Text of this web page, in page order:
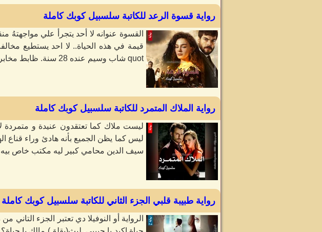
رواية قسوة الرعد للكاتبة سلسبيل كوبك كاملة
القسوة عنوانه لا أحد يتجرأ علي مواجهتهُ
قيمة في هذه الحياة.. لا احد يستطيع
quot شاب وسيم عنده 28 سنة. ظابط مخابرات من اصل عائلة صعيدية...
رواية الملاك المتمرد للكاتبة سلسبيل كوبك كاملة
ليست ملاك كما تعتقدون عنيدة و
ليس كما يظن الجميع بأنه هادئ وراء قناع
سيف الدين محامي كبير ليه مكتب خاص بيه
رواية طبيبة قلبي الجزء الثاني للكاتبة سلسبيل كوبك كاملة
الرواية أو النوفيلا دي تعتبر الجزء